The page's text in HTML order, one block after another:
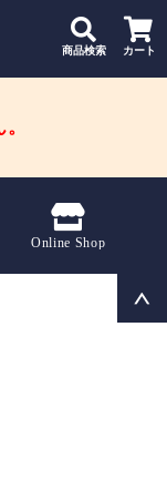
商品検索 カート
Online Shop